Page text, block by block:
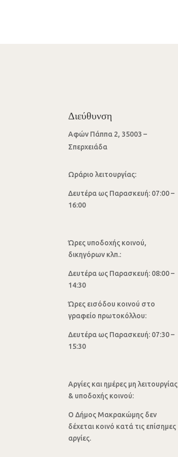
Διεύθυνση
Αφών Πάππα 2, 35003 –
Σπερχειάδα
Ωράριο λειτουργίας:
Δευτέρα ως Παρασκευή: 07:00 –
16:00
Ώρες υποδοχής κοινού,
δικηγόρων κλπ.:
Δευτέρα ως Παρασκευή: 08:00 –
14:30
Ώρες εισόδου κοινού στο
γραφείο πρωτοκόλλου:
Δευτέρα ως Παρασκευή: 07:30 –
15:30
Αργίες και ημέρες μη λειτουργίας
& υποδοχής κοινού:
Ο Δήμος Μακρακώμης δεν
δέχεται κοινό κατά τις επίσημες
αργίες.